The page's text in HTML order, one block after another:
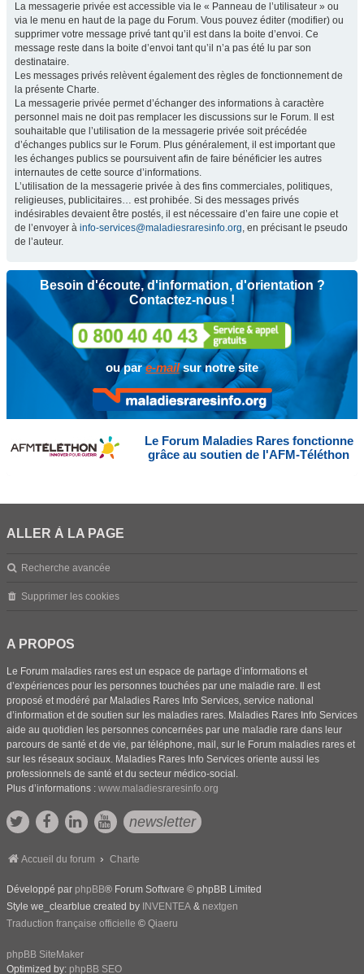
La messagerie privée est accessible via le « Panneau de l’utilisateur » ou
via le menu en haut de la page du Forum. Vous pouvez éditer (modifier) ou
supprimer votre message privé tant qu’il est dans la boite d’envoi. Ce
message reste dans la boite d’envoi tant qu’il n’a pas été lu par son
destinataire.
Les messages privés relèvent également des règles de fonctionnement de
la présente Charte.
La messagerie privée permet d’échanger des informations à caractère
personnel mais ne doit pas remplacer les discussions sur le Forum. Il est
souhaitable que l’utilisation de la messagerie privée soit précédée
d’échanges publics sur le Forum. Plus généralement, il est important que
les échanges publics se poursuivent afin de faire bénéficier les autres
internautes de cette source d’informations.
L’utilisation de la messagerie privée à des fins commerciales, politiques,
religieuses, publicitaires… est prohibée. Si des messages privés
indésirables devaient être postés, il est nécessaire d’en faire une copie et
de l’envoyer à info-services@maladiesraresinfo.org, en précisant le pseudo
de l’auteur.
Besoin d'écoute, d'information, d'orientation ?
Contactez-nous !
ou pare-mailsur notre site
Le Forum Maladies Rares fonctionne
grâce au soutien de l'AFM-Téléthon
ALLER À LA PAGE
Recherche avancée
Supprimer les cookies
A PROPOS
Le Forum maladies rares est un espace de partage d’informations et
d’expériences pour les personnes touchées par une maladie rare. Il est
proposé et modéré par Maladies Rares Info Services, service national
d’information et de soutien sur les maladies rares. Maladies Rares Info Services
aide au quotidien les personnes concernées par une maladie rare dans leur
parcours de santé et de vie, par téléphone, mail, sur le Forum maladies rares et
sur les réseaux sociaux. Maladies Rares Info Services oriente aussi les
professionnels de santé et du secteur médico-social.
Plus d’informations : www.maladiesraresinfo.org
newsletter
Accueil du forum Charte
Développé par phpBB® Forum Software © phpBB Limited
Style we_clearblue created by INVENTEA & nextgen
Traduction française officielle © Qiaeru
phpBB SiteMaker
Optimized by: phpBB SEO